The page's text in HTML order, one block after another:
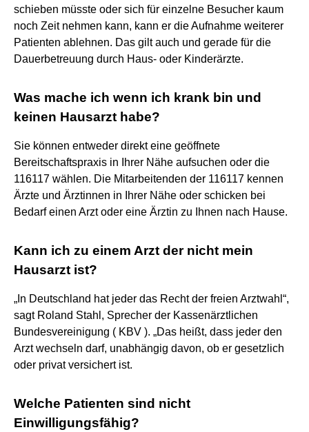
schieben müsste oder sich für einzelne Besucher kaum
noch Zeit nehmen kann, kann er die Aufnahme weiterer
Patienten ablehnen. Das gilt auch und gerade für die
Dauerbetreuung durch Haus- oder Kinderärzte.
Was mache ich wenn ich krank bin und
keinen Hausarzt habe?
Sie können entweder direkt eine geöffnete
Bereitschaftspraxis in Ihrer Nähe aufsuchen oder die
116117 wählen. Die Mitarbeitenden der 116117 kennen
Ärzte und Ärztinnen in Ihrer Nähe oder schicken bei
Bedarf einen Arzt oder eine Ärztin zu Ihnen nach Hause.
Kann ich zu einem Arzt der nicht mein
Hausarzt ist?
„In Deutschland hat jeder das Recht der freien Arztwahl“,
sagt Roland Stahl, Sprecher der Kassenärztlichen
Bundesvereinigung ( KBV ). „Das heißt, dass jeder den
Arzt wechseln darf, unabhängig davon, ob er gesetzlich
oder privat versichert ist.
Welche Patienten sind nicht
Einwilligungsfähig?